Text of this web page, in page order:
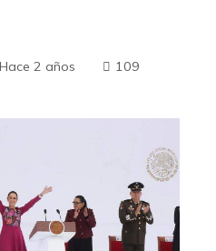
Hace 2 años 109